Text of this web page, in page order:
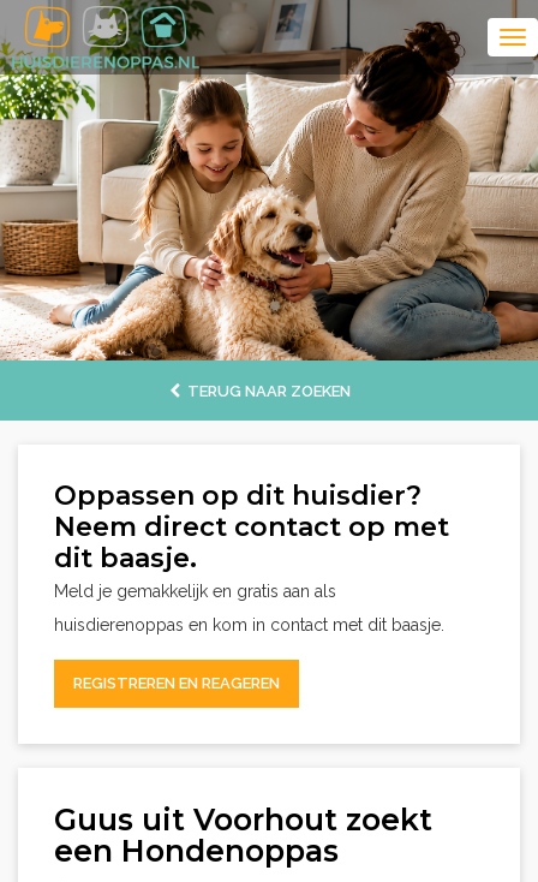
TERUG NAAR ZOEKEN
Oppassen op dit huisdier?
Neem direct contact op met
dit baasje.
Meld je gemakkelijk en gratis aan als
huisdierenoppas en kom in contact met dit baasje.
REGISTREREN EN REAGEREN
Guus uit Voorhout zoekt
een Hondenoppas